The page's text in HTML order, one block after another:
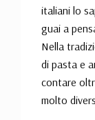
italiani lo
guai a
Nella
di pasta e
contare
molto